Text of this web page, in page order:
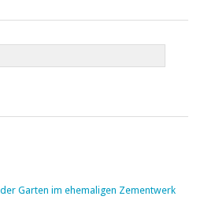
Garten im ehemaligen Zementwerk